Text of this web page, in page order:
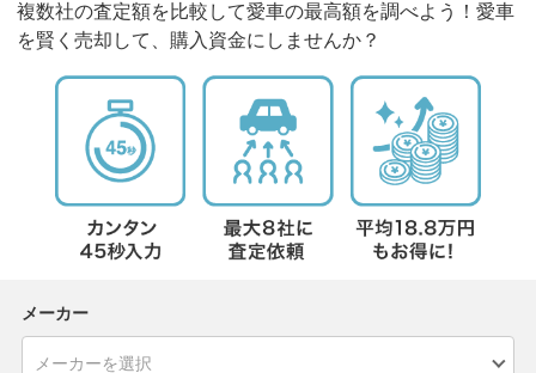
複数社の査定額を比較して愛車の最高額を調べよう！愛車
を賢く売却して、購入資金にしませんか？
メーカー